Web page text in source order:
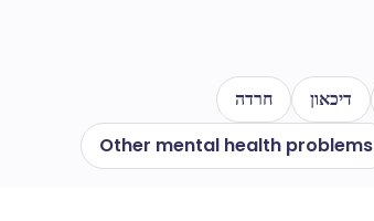
חרדה דיכאון
Other mental health problems